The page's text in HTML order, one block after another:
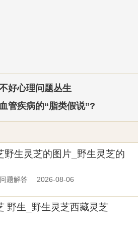
好心理问题丛生
管疾病的“脂类假说”?
野生灵芝的图片_野生灵芝的
题解答 2026-08-06
野生_野生灵芝西藏灵芝